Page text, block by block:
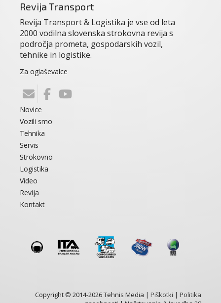
Revija Transport
Revija Transport & Logistika je vse od leta
2000 vodilna slovenska strokovna revija s
področja prometa, gospodarskih vozil,
tehnike in logistike.
Za oglaševalce
Novice
Vozili smo
Tehnika
Servis
Strokovno
Logistika
Video
Revija
Kontakt
Copyright © 2014-2026 Tehnis Media | Piškotki | Politika